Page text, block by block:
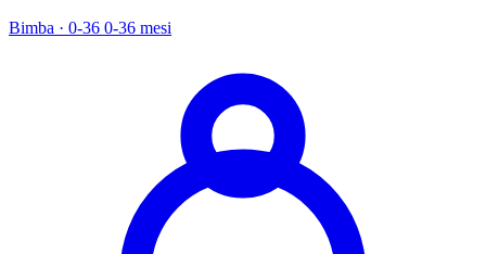
Bimba · 0-36 0-36 mesi